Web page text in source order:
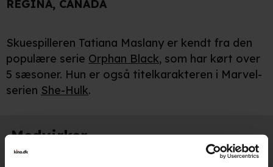
REGINA, CANADA
Skuespilleren Tatiana Maslany er kendt fra den
populære serie Orphan Black, som har kørt over
5 sæsoner. Hun er også titelkarakteren i Marvel-
serien She-Hulk.
Medvirker